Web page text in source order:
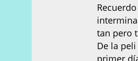
tan pero
De la
primer